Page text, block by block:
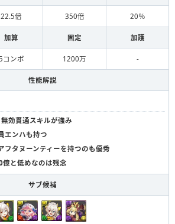
22.5倍 350倍 20％
加算 固定 加護
コンボ 1200万 -
性能解説
効貫通スキルが強み
エンハも持つ
フタヌーンティーを持つのも優秀
と低めなのは残念
サブ候補